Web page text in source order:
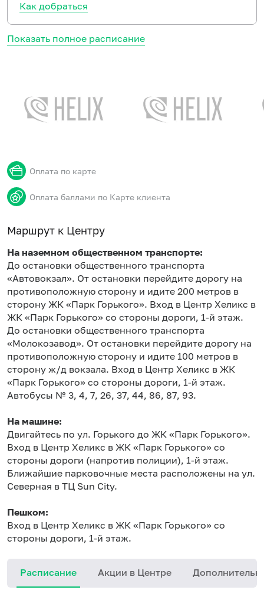
Показать полное расписание
Оплата по карте
Оплата баллами по Карте клиента
Маршрут к Центру
На наземном общественном транспорте:
До остановки общественного транспорта
«Автовокзал». От остановки перейдите дорогу на
противоположную сторону и идите 200 метров в
сторону ЖК «Парк Горького». Вход в Центр Хеликс в
ЖК «Парк Горького» со стороны дороги, 1-й этаж.
До остановки общественного транспорта
«Молокозавод». От остановки перейдите дорогу на
противоположную сторону и идите 100 метров в
сторону ж/д вокзала. Вход в Центр Хеликс в ЖК
«Парк Горького» со стороны дороги, 1-й этаж.
Автобусы № 3, 4, 7, 26, 37, 44, 86, 87, 93.
На машине:
Двигайтесь по ул. Горького до ЖК «Парк Горького».
Вход в Центр Хеликс в ЖК «Парк Горького» со
стороны дороги (напротив полиции), 1-й этаж.
Ближайшие парковочные места расположены на ул.
Северная в ТЦ Sun City.
Пешком:
Вход в Центр Хеликс в ЖК «Парк Горького» со
стороны дороги, 1-й этаж.
Расписание Акции в Центре
Как добраться